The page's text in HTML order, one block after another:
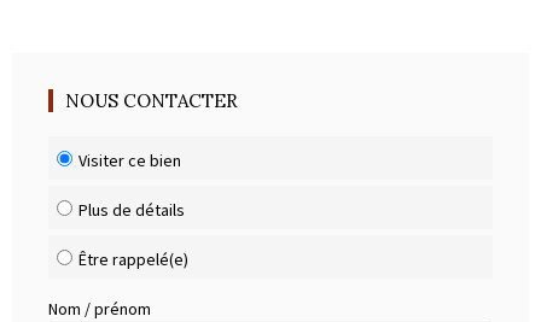
NOUS CONTACTER
Visiter ce bien
Plus de détails
Être rappelé(e)
Nom / prénom